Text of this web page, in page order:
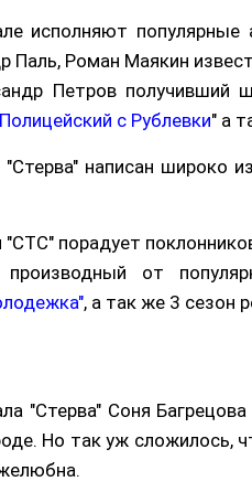
исполняют
Паль, Роман Маякин
Петров получивший
Полицейский с Рублевки" а
написан широко
"СТС" порадует
от
, а так же 3 сезон
"Стерва" Соня
Но так уж сложилось,